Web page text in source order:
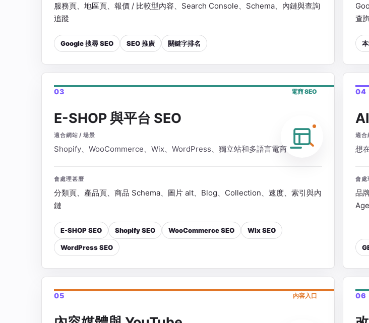
服務頁、地區頁、報價 / 比較型內容、Search Console、Schema、內鏈與查詢
追蹤
Google 搜尋 SEO SEO 推廣 關鍵字排名
查
03 電商 SEO
E-SHOP 與平台 SEO
適合網站 / 場景
Shopify、WooCommerce、Wix、WordPress、獨立站和多語言電商
會處理甚麼
分類頁、產品頁、商品 Schema、圖片 alt、Blog、Collection、速度、索引與內
鏈
E-SHOP SEO Shopify SEO WooCommerce SEO Wix SEO
WordPress SEO
04
適合
想
會處
品
05 內容入口 06